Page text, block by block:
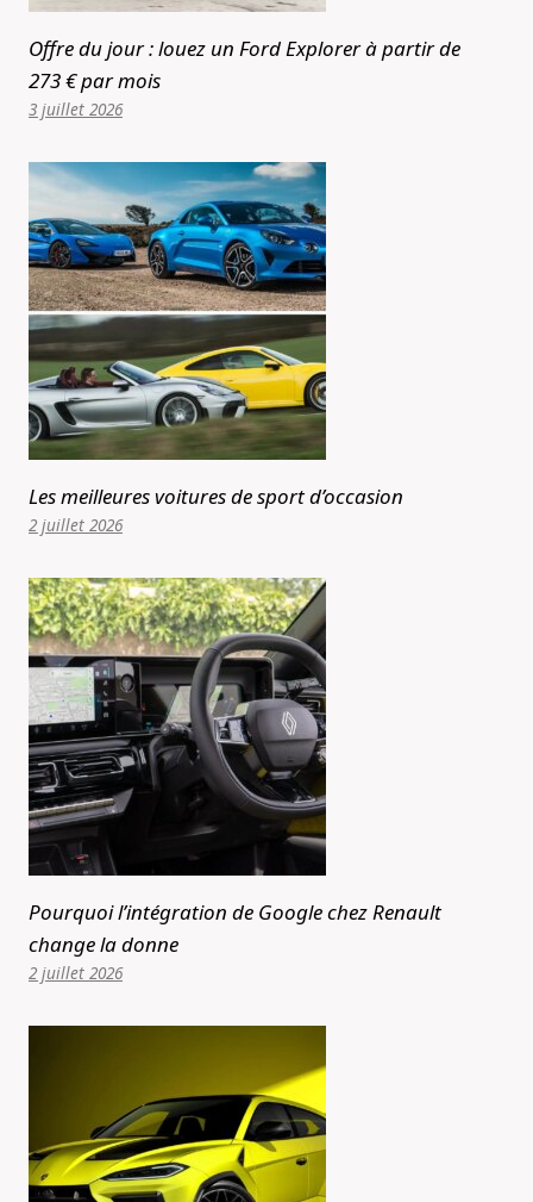
Offre du jour : louez un Ford Explorer à partir de
273 € par mois
3 juillet 2026
Les meilleures voitures de sport d’occasion
2 juillet 2026
Pourquoi l’intégration de Google chez Renault
change la donne
2 juillet 2026